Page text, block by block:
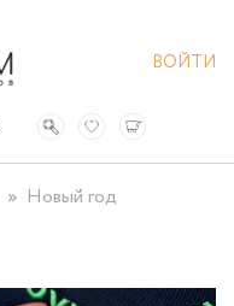
ВОЙТИ
Новый год